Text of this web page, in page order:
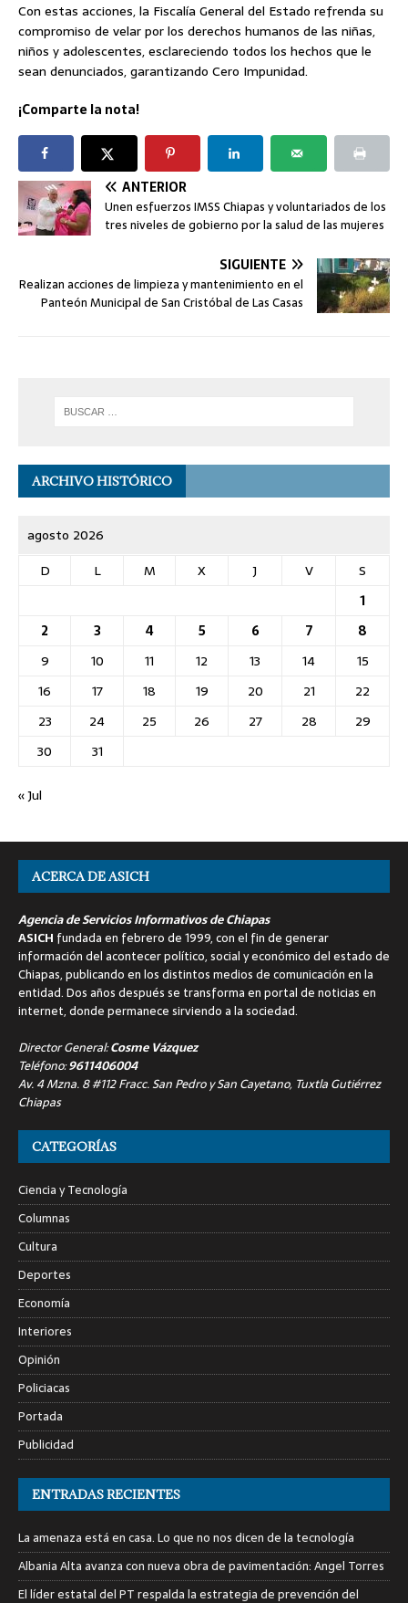
Con estas acciones, la Fiscalía General del Estado refrenda su
compromiso de velar por los derechos humanos de las niñas,
niños y adolescentes, esclareciendo todos los hechos que le
sean denunciados, garantizando Cero Impunidad.
¡Comparte la nota!
ANTERIOR
Unen esfuerzos IMSS Chiapas y voluntariados de los
tres niveles de gobierno por la salud de las mujeres
SIGUIENTE
Realizan acciones de limpieza y mantenimiento en el
Panteón Municipal de San Cristóbal de Las Casas
ARCHIVO HISTÓRICO
agosto 2026
D
L M X J V
S
1
2
3 4 5 6 7
8
9
10 11 12 13 14
15
16
17 18 19 20 21
22
23
24 25 26 27 28
29
30
31
« Jul
ACERCA DE ASICH
Agencia de Servicios Informativos de Chiapas
ASICH fundada en febrero de 1999, con el fin de generar
información del acontecer político, social y económico del estado de
Chiapas, publicando en los distintos medios de comunicación en la
entidad. Dos años después se transforma en portal de noticias en
internet, donde permanece sirviendo a la sociedad.
Director General:Cosme Vázquez
Teléfono:9611406004
Av. 4 Mzna. 8 #112 Fracc. San Pedro y San Cayetano, Tuxtla Gutiérrez
Chiapas
CATEGORÍAS
Ciencia y Tecnología
Columnas
Cultura
Deportes
Economía
Interiores
Opinión
Policiacas
Portada
Publicidad
ENTRADAS RECIENTES
La amenaza está en casa. Lo que no nos dicen de la tecnología
Albania Alta avanza con nueva obra de pavimentación: Angel Torres
El líder estatal del PT respalda la estrategia de prevención del